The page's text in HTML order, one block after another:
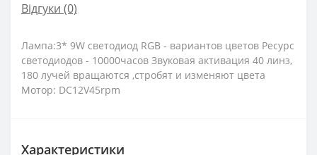
Відгуки (0)
Лампа:3* 9W светодиод RGB - вариантов цветов Ресурс
светодиодов - 10000часов Звуковая активация 40 линз,
180 лучей вращаются ,стробят и изменяют цвета
Мотор: DC12V45rpm
Характеристики